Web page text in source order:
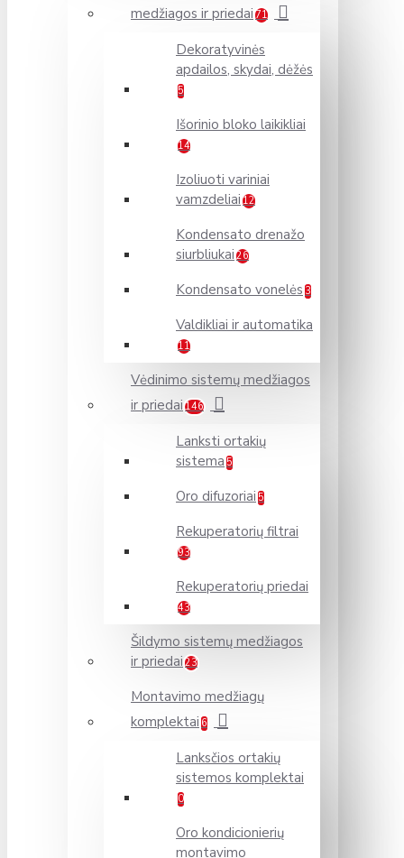
medžiagos ir priedai 71
Dekoratyvinės
apdailos, skydai, dėžės
5
Išorinio bloko laikikliai
14
Izoliuoti variniai
vamzdeliai 12
Kondensato drenažo
siurbliukai 26
Kondensato vonelės 3
Valdikliai ir automatika
11
Vėdinimo sistemų medžiagos
ir priedai 146
Lanksti ortakių
sistema 5
Oro difuzoriai 5
Rekuperatorių filtrai
93
Rekuperatorių priedai
43
Šildymo sistemų medžiagos
ir priedai 23
Montavimo medžiagų
komplektai 6
Lanksčios ortakių
sistemos komplektai
0
Oro kondicionierių
montavimo